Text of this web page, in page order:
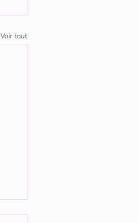
Voir tout